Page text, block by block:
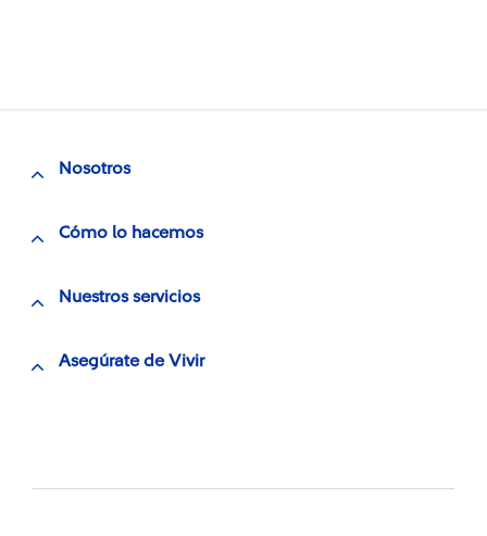
Nosotros
Cómo lo hacemos
Nuestros servicios
Asegúrate de Vivir